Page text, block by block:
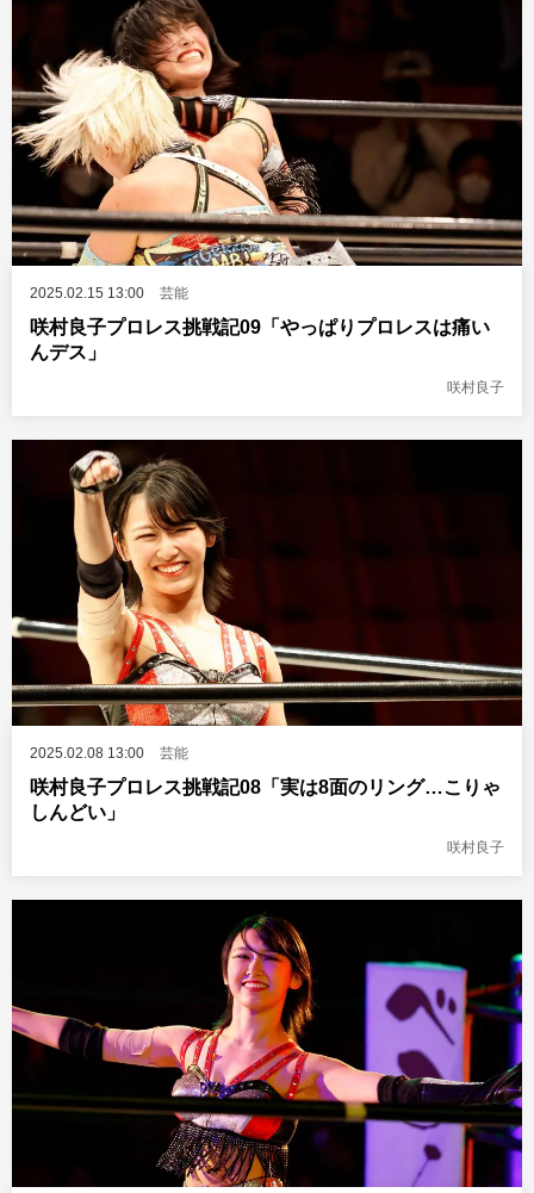
2025.02.15 13:00 芸能
咲村良子プロレス挑戦記09「やっぱりプロレスは痛い
んデス」
咲村良子
2025.02.08 13:00 芸能
咲村良子プロレス挑戦記08「実は8面のリング…こりゃ
しんどい」
咲村良子